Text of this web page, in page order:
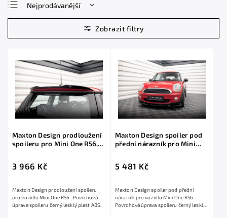
Nejprodávanější
Nejlevnější
Nejdražší
Maxton Design prodloužení
spoileru pro Mini One R56,
3 966 Kč
Maxton Design prodloužení spoileru
pro vozidlo Mini One R56 . Povrchová
úprava spoileru černý lesklý plast ABS.
Maxton Design spoiler pod
přední nárazník pro Mini
5 481 Kč
Maxton Design spoiler pod přední
nárazník pro vozidlo Mini One R56 .
Povrchová úprava spoileru černý lesklý